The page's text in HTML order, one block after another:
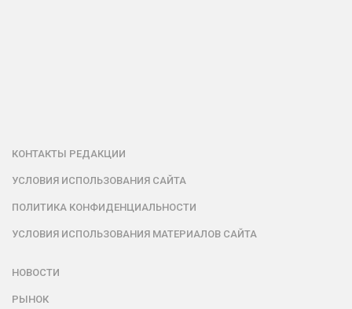
КОНТАКТЫ РЕДАКЦИИ
УСЛОВИЯ ИСПОЛЬЗОВАНИЯ САЙТА
ПОЛИТИКА КОНФИДЕНЦИАЛЬНОСТИ
УСЛОВИЯ ИСПОЛЬЗОВАНИЯ МАТЕРИАЛОВ САЙТА
НОВОСТИ
РЫНОК